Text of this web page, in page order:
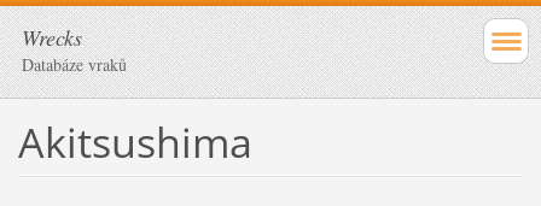
Wrecks
Databáze vraků
Akitsushima